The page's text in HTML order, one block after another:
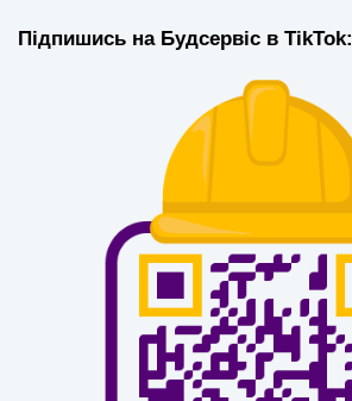
Підпишись на Будсервіс в TikTok: